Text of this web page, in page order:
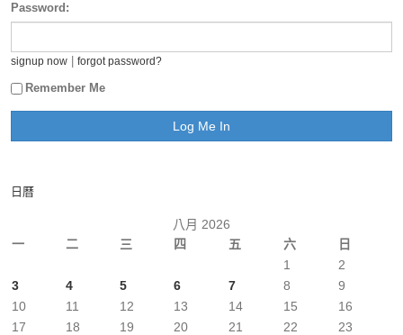
Password:
signup now forgot password?
Remember Me
日曆
八月 2026
一
二 三 四 五 六 日
1
2
3
4 5 6 7 8
9
10
11 12 13 14 15
16
17
18 19 20 21 22
23